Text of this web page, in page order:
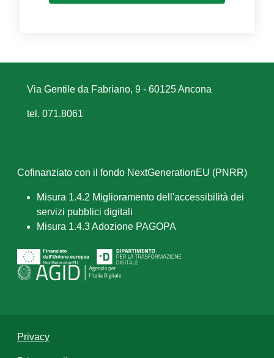
Via Gentile da Fabriano, 9 - 60125 Ancona
tel. 071.8061
Cofinanziato con il fondo NextGenerationEU (PNRR)
Misura 1.4.2 Miglioramento dell'accessibilità dei
servizi pubblici digitali
Misura 1.4.3 Adozione PAGOPA
Privacy